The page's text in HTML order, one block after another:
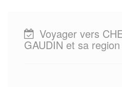
Voyager vers
GAUDIN et sa region